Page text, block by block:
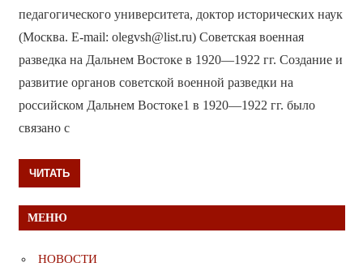
педагогического университета, доктор исторических наук
(Москва. E-mail: olegvsh@list.ru) Советская военная
разведка на Дальнем Востоке в 1920—1922 гг. Создание и
развитие органов советской военной разведки на
российском Дальнем Востоке1 в 1920—1922 гг. было
связано с
ЧИТАТЬ
МЕНЮ
НОВОСТИ